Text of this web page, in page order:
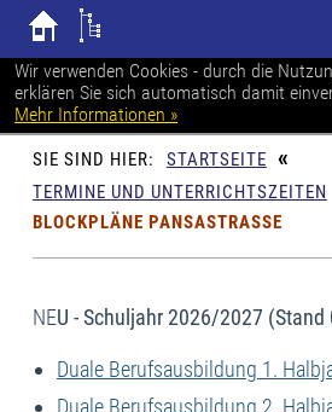
Karl-Heine-
SIE SIND HIER: STARTSEITE «
TERMINE UND UNTERRICHTSZEITEN
BLOCKPLÄNE PANSASTRASSE
NEU - Schuljahr 2026/2027 (Stand
Duale Berufsausbildung 1.
Duale Berufsausbildung 2.
Wir verwenden Cookies - durch die
erklären Sie sich automatisch damit
Mehr Informationen »